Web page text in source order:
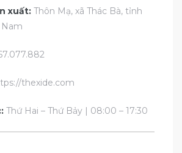
xuất: Thôn Mạ, xã Thác Bà, tỉnh
Nam
thexide.com
Thứ Hai – Thứ Bảy | 08:00 – 17:30